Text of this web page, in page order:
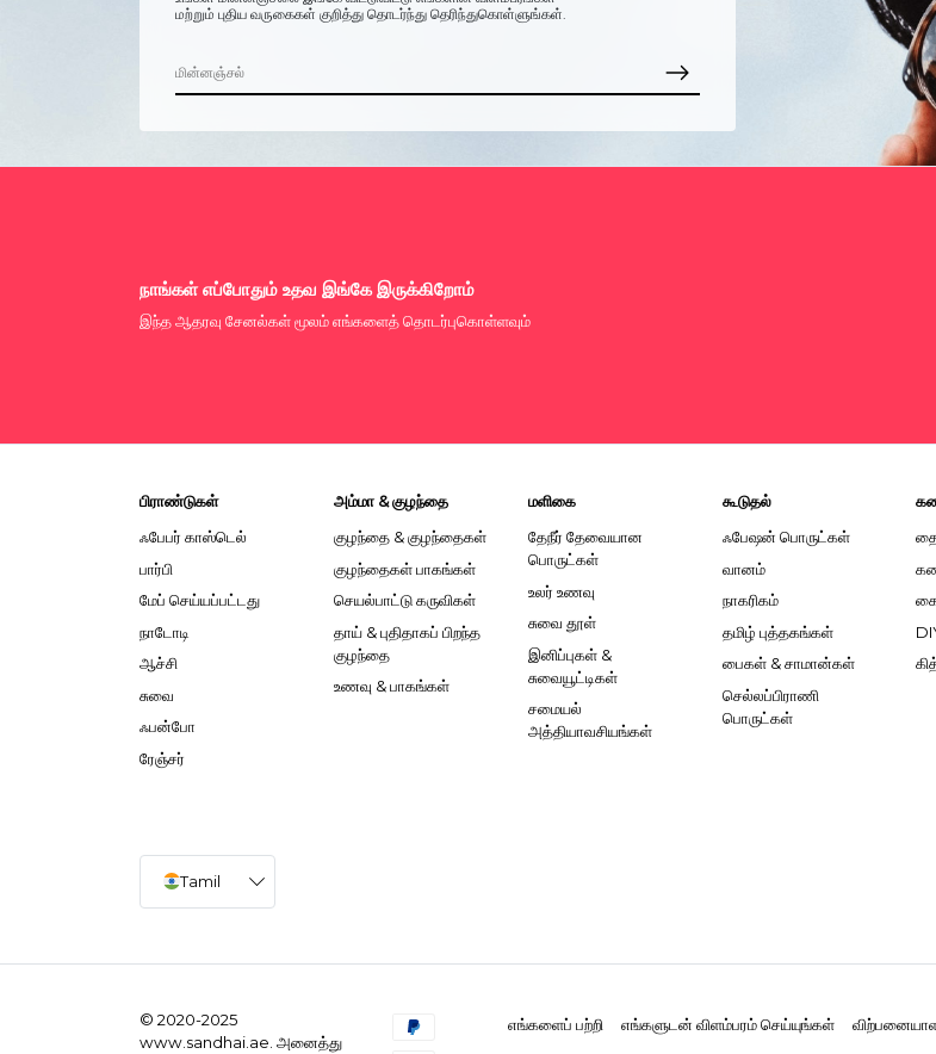
மற்றும் புதிய வருகைகள் குறித்து தொடர்ந்து தெரிந்துகொள்ளுங்கள்.
நாங்கள் எப்போதும் உதவ இங்கே இருக்கிறோம்
இந்த ஆதரவு சேனல்கள் மூலம் எங்களைத் தொடர்புகொள்ளவும்
பிராண்டுகள்
ஃபேபர் காஸ்டெல்
பார்பி
மேப் செய்யப்பட்டது
நாடோடி
ஆச்சி
சுவை
ஃபன்போ
ரேஞ்சர்
அம்மா & குழந்தை
குழந்தை & குழந்தைகள்
குழந்தைகள் பாகங்கள்
செயல்பாட்டு கருவிகள்
தாய் & புதிதாகப் பிறந்த
குழந்தை
உணவு & பாகங்கள்
மளிகை
தேநீர் தேவையான
பொருட்கள்
உலர் உணவு
சுவை தூள்
இனிப்புகள் &
சுவையூட்டிகள்
சமையல்
அத்தியாவசியங்கள்
கூடுதல்
ஃபேஷன் பொருட்கள்
வானம்
நாகரிகம்
தமிழ் புத்தகங்கள்
பைகள் & சாமான்கள்
செல்லப்பிராணி
பொருட்கள்
Tamil
© 2020-2025
www.sandhai.ae. அனைத்து
எங்களைப் பற்றி எங்களுடன் விளம்பரம் செய்யுங்கள்